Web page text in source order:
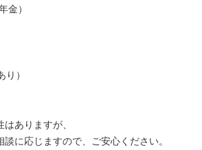
金）
）
ありますが、
に応じますので、ご安心ください。